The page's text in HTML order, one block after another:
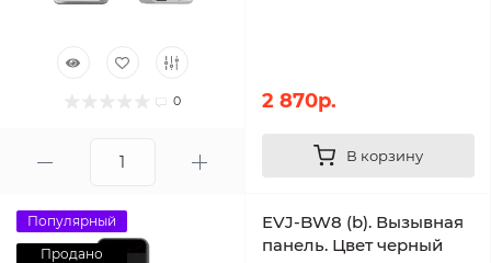
0 2 870р.
В корзину
Популярный
Продано
EVJ-BW8 (b). Вызывная
панель. Цвет черный